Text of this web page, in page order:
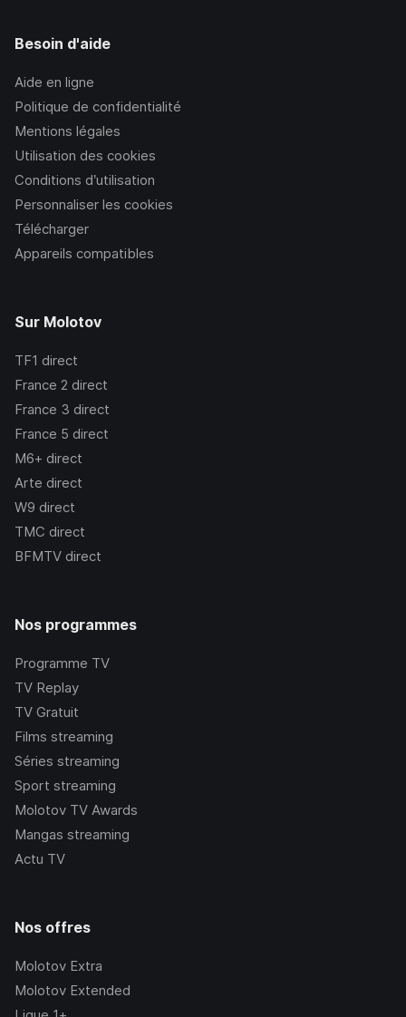
Besoin d'aide
Aide en ligne
Politique de confidentialité
Mentions légales
Utilisation des cookies
Conditions d’utilisation
Personnaliser les cookies
Télécharger
Appareils compatibles
Sur Molotov
TF1 direct
France 2 direct
France 3 direct
France 5 direct
M6+ direct
Arte direct
W9 direct
TMC direct
BFMTV direct
Nos programmes
Programme TV
TV Replay
TV Gratuit
Films streaming
Séries streaming
Sport streaming
Molotov TV Awards
Mangas streaming
Actu TV
Nos offres
Molotov Extra
Molotov Extended